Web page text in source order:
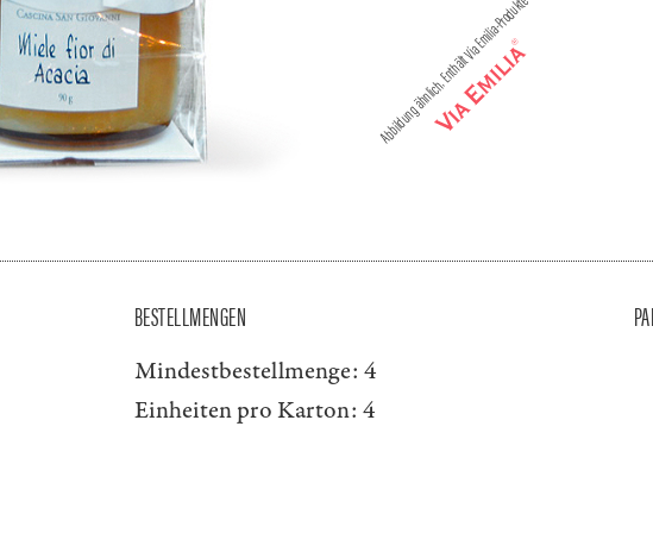
BESTELLMENGEN
Mindestbestellmenge: 4
Einheiten pro Karton: 4